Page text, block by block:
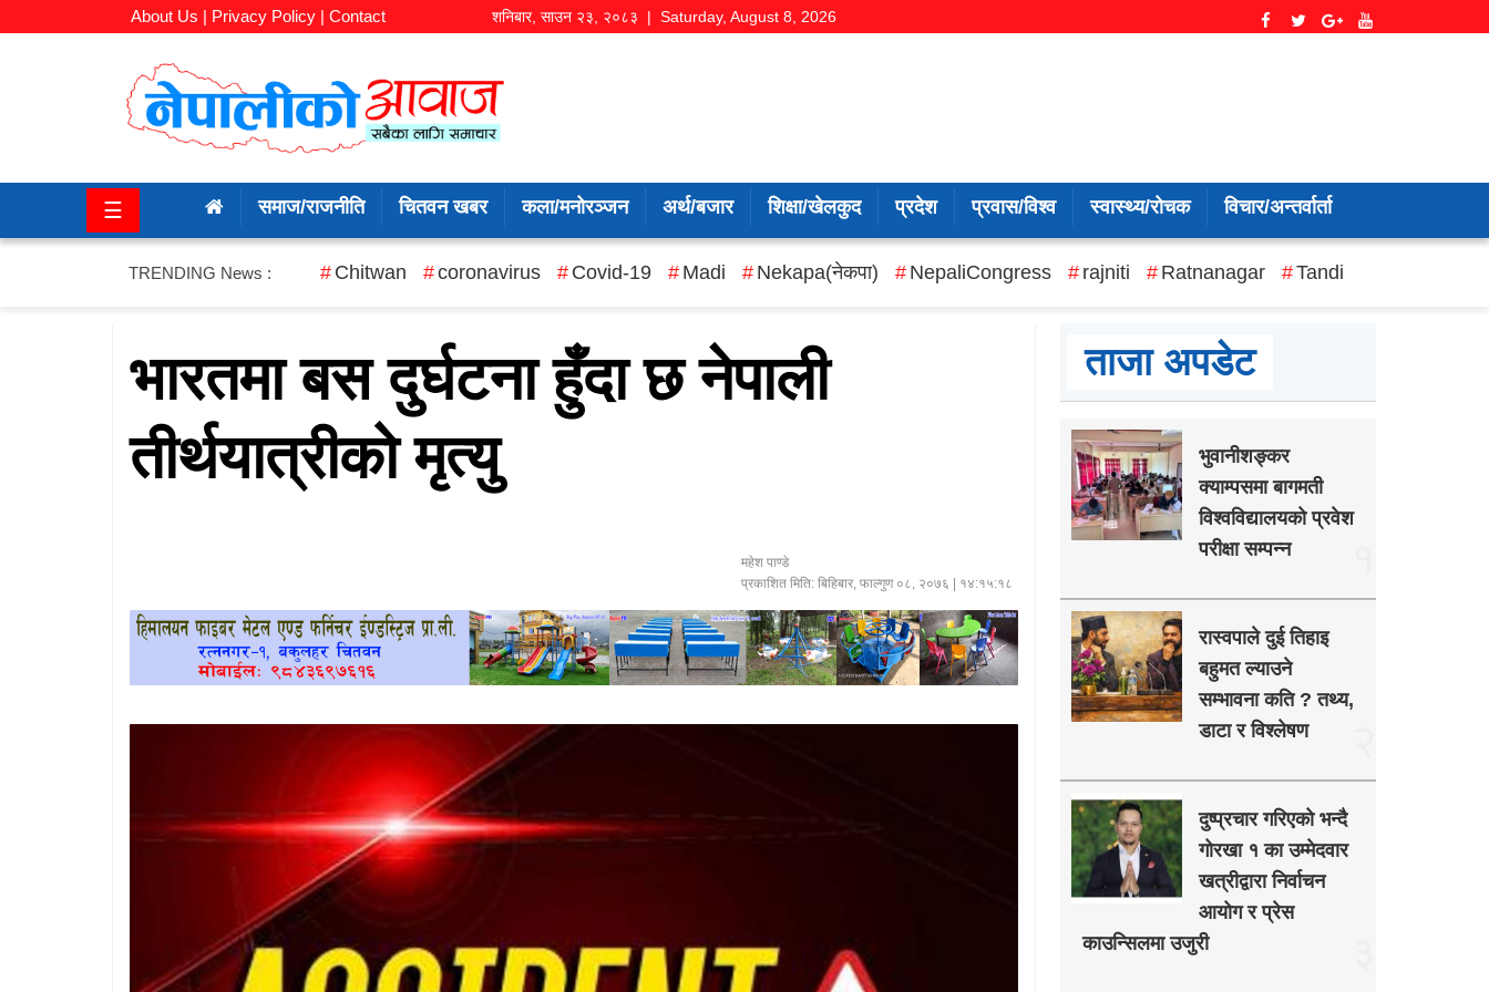
About Us | Privacy Policy | Contact शनिबार, साउन २३, २०८३ | Saturday, August 8, 2026
राजनीति
☰ समाज/राजनीति चितवन खबर कला/मनोरञ्जन अर्थ/बजार शिक्षा/खेलकुद प्रदेश प्रवास/विश्व स्वास्थ्य/रोचक विचार/अन्तर्वार्ता
TRENDING News : Chitwan coronavirus Covid-19 Madi Nekapa(नेकपा) NepaliCongress rajniti Ratnanagar Tandi
भारतमा बस दुर्घटना हुँदा छ नेपाली
तीर्थयात्रीको मृत्यु
महेश पाण्डे
प्रकाशित मिति:बिहिबार, फाल्गुण ०८, २०७६ | १४:१५:१८
ताजा अपडेट
भुवानीशङ्कर
क्याम्पसमा बागमती
विश्वविद्यालयको प्रवेश
परीक्षा सम्पन्न
रास्वपाले दुई तिहाइ
बहुमत ल्याउने
सम्भावना कति ? तथ्य,
डाटा र विश्लेषण
दुष्प्रचार गरिएको भन्दै
गोरखा १ का उम्मेदवार
खत्रीद्वारा निर्वाचन
आयोग र प्रेस
काउन्सिलमा उजुरी